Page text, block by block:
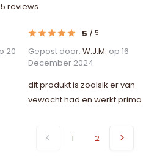
reviews
20
5 / 5
Gepost door: W.J.M. op 16
December 2024
dit produkt is zoalsik er van
vewacht had en werkt prima
1 2